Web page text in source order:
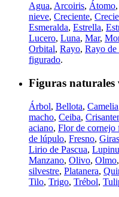
Agua, Arcoiris, Átomo,
nieve, Creciente,
Esmeralda, Estrella,
Lucero, Luna, Mar,
Orbital, Rayo, Rayo de
figurado.
Figuras naturales
Árbol, Bellota, Camelia
macho, Ceiba,
aciano, Flor de cornejo
de lúpulo, Fresno,
Lirio de Pascua,
Manzano, Olivo, Olmo,
silvestre, Platanera,
Tilo, Trigo, Trébol,